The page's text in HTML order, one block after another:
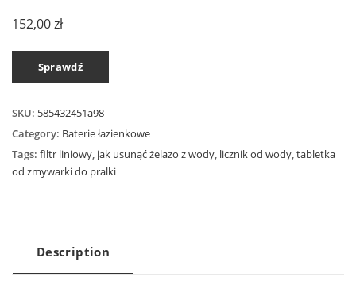
152,00zł
Sprawdź
SKU: 585432451a98
Category: Baterie łazienkowe
Tags: filtr liniowy, jak usunąć żelazo z wody, licznik od wody,tabletka
od zmywarki do pralki
Description